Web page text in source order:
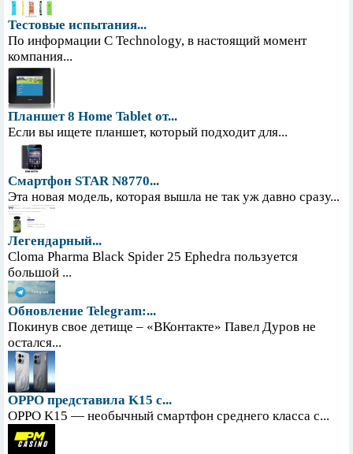
Тестовые испытания...
По информации С Technology, в настоящий момент
компания...
Планшет 8 Home Tablet от...
Если вы ищете планшет, который подходит для...
Смартфон STAR N8770...
Эта новая модель, которая вышла не так уж давно сразу...
Легендарный...
Cloma Pharma Black Spider 25 Ephedra пользуется
большой ...
Обновление Telegram:...
Покинув свое детище – «ВКонтакте» Павел Дуров не
остался...
OPPO представила K15 с...
OPPO K15 — необычный смартфон среднего класса с...